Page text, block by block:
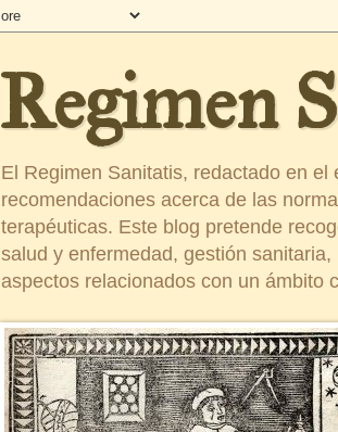
Regimen
El Regimen Sanitatis, redactado en
recomendaciones acerca de las
terapéuticas. Este blog pretende
salud y enfermedad, gestión
aspectos relacionados con un ámbito